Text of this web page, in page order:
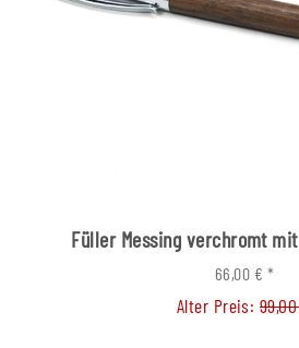
Füller Messing verchromt
66,00 € *
Alter Preis: